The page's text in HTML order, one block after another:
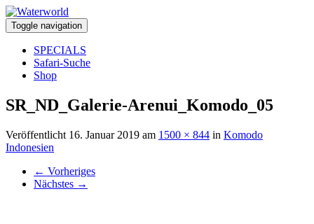
Toggle navigation
SPECIALS
Safari-Suche
Shop
SR_ND_Galerie-Arenui_Komodo_05
Veröffentlicht 16. Januar 2019 am 1500 × 844 in Komodo
Indonesien
← Vorheriges
Nächstes →